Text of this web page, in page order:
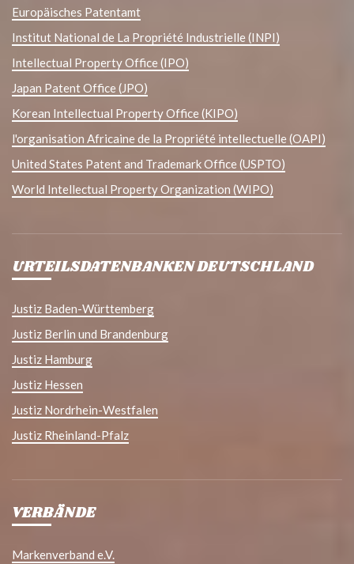
Europäisches Patentamt
Institut National de La Propriété Industrielle (INPI)
Intellectual Property Office (IPO)
Japan Patent Office (JPO)
Korean Intellectual Property Office (KIPO)
l'organisation Africaine de la Propriété intellectuelle (OAPI)
United States Patent and Trademark Office (USPTO)
World Intellectual Property Organization (WIPO)
URTEILSDATENBANKEN DEUTSCHLAND
Justiz Baden-Württemberg
Justiz Berlin und Brandenburg
Justiz Hamburg
Justiz Hessen
Justiz Nordrhein-Westfalen
Justiz Rheinland-Pfalz
VERBÄNDE
Markenverband e.V.